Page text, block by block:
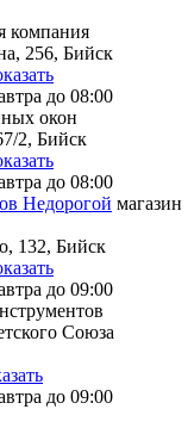
компания
256, Бийск
до 08:00
окон
2, Бийск
до 08:00
Недорогой магазин
132, Бийск
до 09:00
Союза
до 09:00